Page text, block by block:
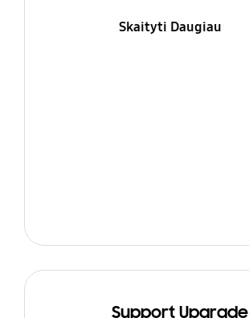
Skaityti Daugiau
Support Upgrade